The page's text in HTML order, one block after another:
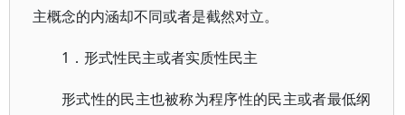
主概念的内涵却不同或者是截然对立。
1．形式性民主或者实质性民主
形式性的民主也被称为程序性的民主或者最低纲